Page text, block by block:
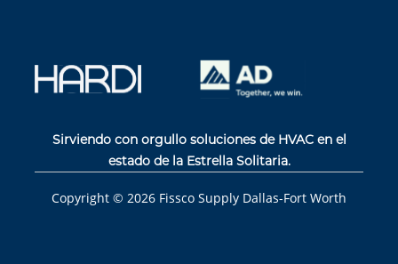
Sirviendo con orgullo soluciones de HVAC en el
estado de la Estrella Solitaria.
Copyright © 2026 Fissco Supply Dallas-Fort Worth